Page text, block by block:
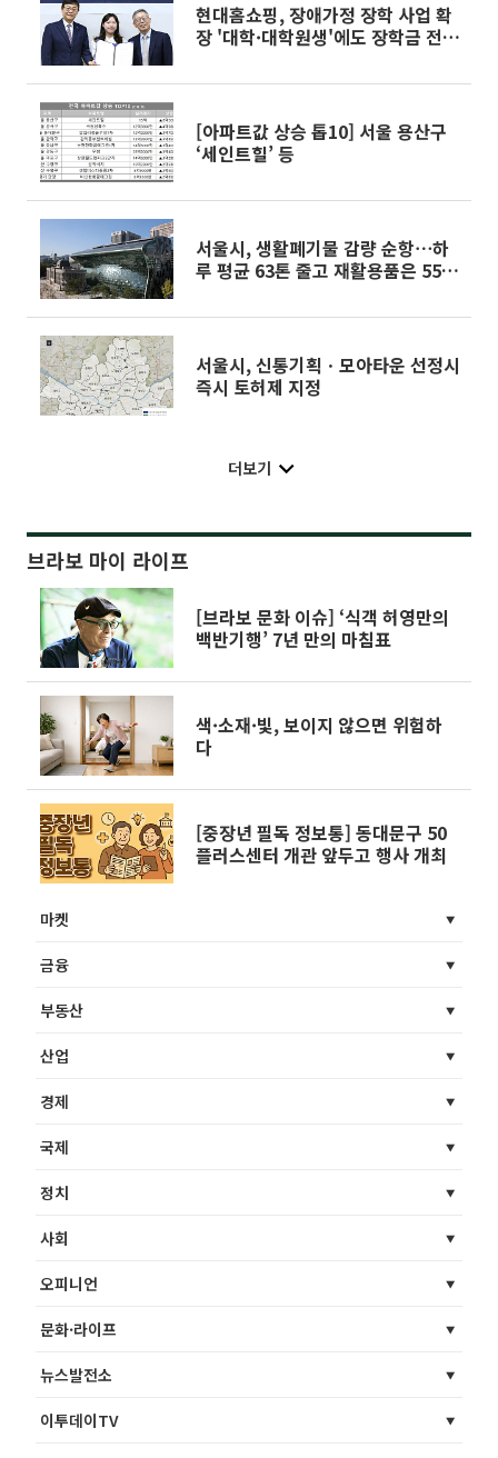
현대홈쇼핑, 장애가정 장학 사업 확
장 '대학·대학원생'에도 장학금 전
[아파트값 상승 톱10] 서울 용산구
‘세인트힐’ 등
서울시, 생활폐기물 감량 순항⋯하
루 평균 63톤 줄고 재활용품은 55톤
서울시, 신통기획ㆍ모아타운 선정시
즉시 토허제 지정
더보기
브라보 마이 라이프
[브라보 문화 이슈] ‘식객 허영만의
백반기행’ 7년 만의 마침표
색·소재·빛, 보이지 않으면 위험하
다
[중장년 필독 정보통] 동대문구 50
플러스센터 개관 앞두고 행사 개최
마켓
금융
부동산
산업
경제
국제
정치
사회
오피니언
문화·라이프
뉴스발전소
이투데이TV